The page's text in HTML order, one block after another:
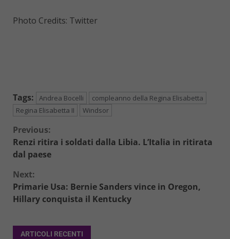
Photo Credits: Twitter
Tags: Andrea Bocelli
compleanno della Regina Elisabetta
Regina Elisabetta II
Windsor
Continue
Reading
Previous:
Renzi ritira i soldati dalla Libia. L’Italia in ritirata
dal paese
Next:
Primarie Usa: Bernie Sanders vince in Oregon,
Hillary conquista il Kentucky
ARTICOLI RECENTI